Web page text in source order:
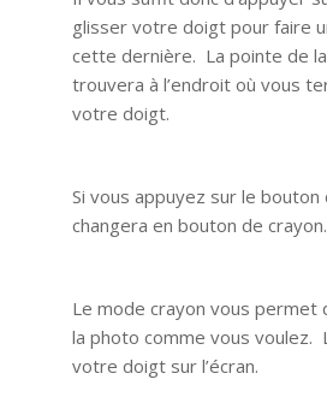
glisser votre doigt pour faire
cette dernière. La pointe de
trouvera à l’endroit où vous
votre doigt.
Si vous appuyez sur le bouton
changera en bouton de crayon.
Le mode crayon vous permet
la photo comme vous voulez.
votre doigt sur l’écran.